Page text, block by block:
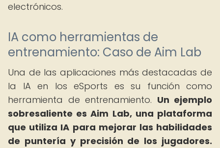
electrónicos.
IA como herramientas de
entrenamiento: Caso de Aim Lab
Una de las aplicaciones más destacadas de
la IA en los eSports es su función como
herramienta de entrenamiento. Un ejemplo
sobresaliente es Aim Lab, una plataforma
que utiliza IA para mejorar las habilidades
de puntería y precisión de los jugadores.